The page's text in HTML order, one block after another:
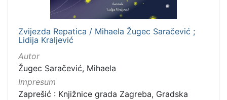
Zvijezda Repatica / Mihaela Žugec Saračević ;
Lidija Kraljević
Autor
Žugec Saračević, Mihaela
Impresum
Zaprešić : Knjižnice grada Zagreba, Gradska